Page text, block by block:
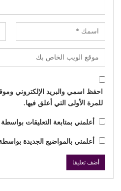
احفظ اسمي والبريد الإلكتروني
للمرة الأولى التي أعلق فيها.
أعلمني بمتابعة التعليقات بواسطة
أعلمني بالمواضيع الجديدة